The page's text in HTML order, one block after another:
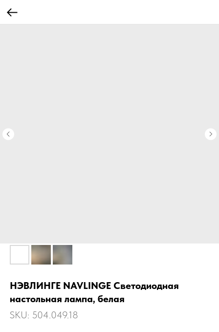
НЭВЛИНГЕ NAVLINGE Светодиодная
настольная лампа, белая
SKU: 504.049.18